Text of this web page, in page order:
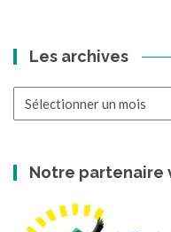
Les archives
Notre partenaire